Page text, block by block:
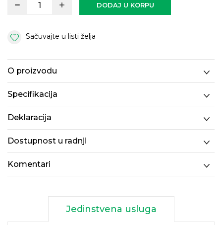
DODAJ U KORPU
Sačuvajte u listi želja
O proizvodu
Specifikacija
Deklaracija
Dostupnost u radnji
Komentari
Jedinstvena usluga